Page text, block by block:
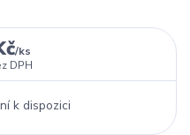
/ks
DPH
k dispozici